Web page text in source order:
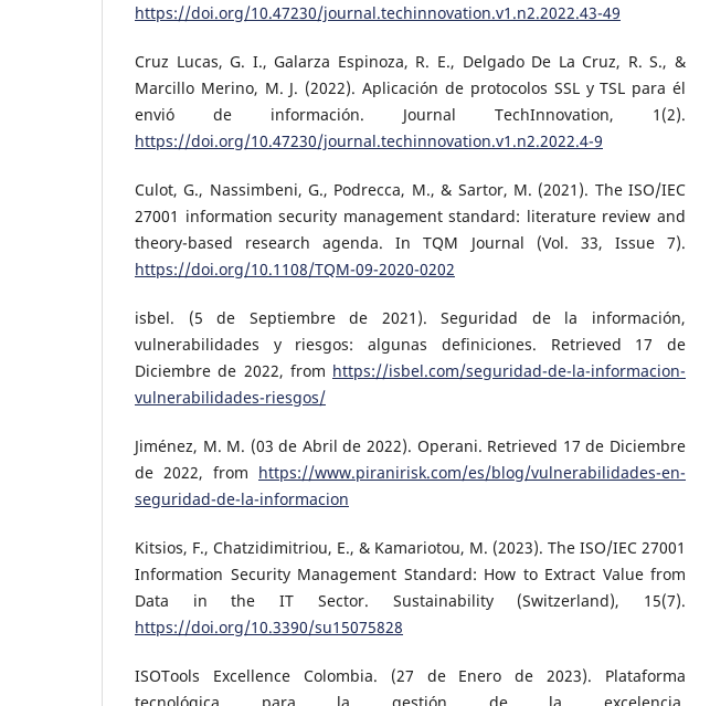
https://doi.org/10.47230/journal.techinnovation.v1.n2.2022.43-49
Cruz Lucas, G. I., Galarza Espinoza, R. E., Delgado De La Cruz, R. S., &
Marcillo Merino, M. J. (2022). Aplicación de protocolos SSL y TSL para él
envió de información. Journal TechInnovation, 1(2).
https://doi.org/10.47230/journal.techinnovation.v1.n2.2022.4-9
Culot, G., Nassimbeni, G., Podrecca, M., & Sartor, M. (2021). The ISO/IEC
27001 information security management standard: literature review and
theory-based research agenda. In TQM Journal (Vol. 33, Issue 7).
https://doi.org/10.1108/TQM-09-2020-0202
isbel. (5 de Septiembre de 2021). Seguridad de la información,
vulnerabilidades y riesgos: algunas definiciones. Retrieved 17 de
Diciembre de 2022, from https://isbel.com/seguridad-de-la-informacion-
vulnerabilidades-riesgos/
Jiménez, M. M. (03 de Abril de 2022). Operani. Retrieved 17 de Diciembre
de 2022, from https://www.piranirisk.com/es/blog/vulnerabilidades-en-
seguridad-de-la-informacion
Kitsios, F., Chatzidimitriou, E., & Kamariotou, M. (2023). The ISO/IEC 27001
Information Security Management Standard: How to Extract Value from
Data in the IT Sector. Sustainability (Switzerland), 15(7).
https://doi.org/10.3390/su15075828
ISOTools Excellence Colombia. (27 de Enero de 2023). Plataforma